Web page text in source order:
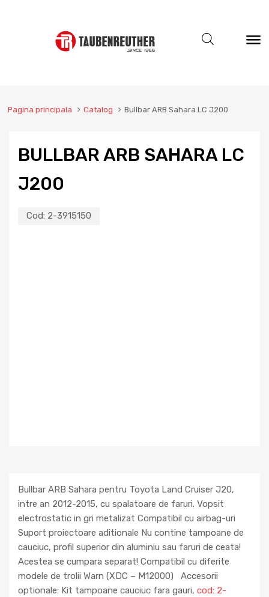
Pagina principala Catalog Bullbar ARB Sahara LC J200
BULLBAR ARB SAHARA LC
J200
Cod: 2-3915150
Bullbar ARB Sahara pentru Toyota Land Cruiser J20,
intre an 2012-2015, cu spalatoare de faruri. Vopsit
electrostatic in gri metalizat Compatibil cu airbag-uri
Suport proiectoare aditionale Nu contine tampoane de
cauciuc, profil superior din aluminiu sau faruri de ceata!
Acestea se cumpara separat! Compatibil cu diferite
modele de trolii Warn (XDC – M12000) Accesorii
optionale: Kit tampoane cauciuc fara gauri, cod: 2-